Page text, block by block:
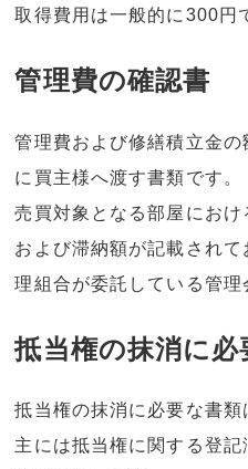
取得費用は一般的に300円
管理費の確認書
管理費および修繕積立金
に買主様へ渡す書類です。
売買対象となる部屋にお
および滞納額が記載され
理組合が委託している管理
抵当権の抹消に必
抵当権の抹消に必要な書類
主には抵当権に関する登